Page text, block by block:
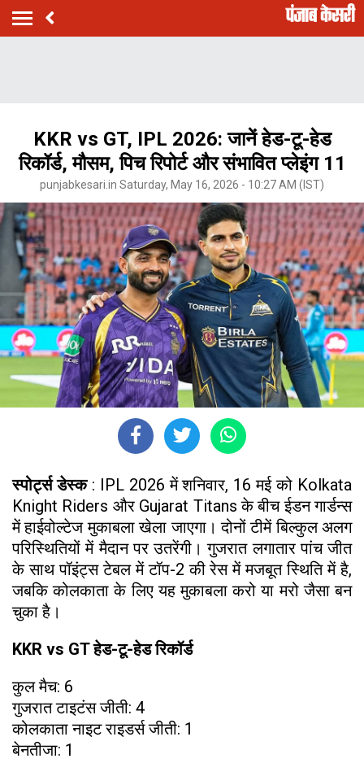
KKR vs GT, IPL 2026: जानें हेड-टू-हेड
रिकॉर्ड, मौसम, पिच रिपोर्ट और संभावित प्लेइंग 11
punjabkesari.in Saturday, May 16, 2026 - 10:27 AM (IST)
स्पोर्ट्स डेस्क : IPL 2026 में शनिवार, 16 मई को Kolkata
Knight Riders और Gujarat Titans के बीच ईडन गार्डन्स
में हाईवोल्टेज मुकाबला खेला जाएगा। दोनों टीमें बिल्कुल अलग
परिस्थितियों में मैदान पर उतरेंगी। गुजरात लगातार पांच जीत
के साथ पॉइंट्स टेबल में टॉप-2 की रेस में मजबूत स्थिति में है,
जबकि कोलकाता के लिए यह मुकाबला करो या मरो जैसा बन
चुका है।
KKR vs GT हेड-टू-हेड रिकॉर्ड
कुल मैच: 6
गुजरात टाइटंस जीती: 4
कोलकाता नाइट राइडर्स जीती: 1
बेनतीजा: 1